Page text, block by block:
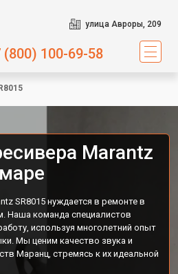
улица Авроры, 209
(800) 100-69-58
Marantz
SR8015 нуждается в ремонте в
Наша команда специалистов
используя многолетний опыт
Мы ценим качество звука и
Маранц, стремясь к их идеальной